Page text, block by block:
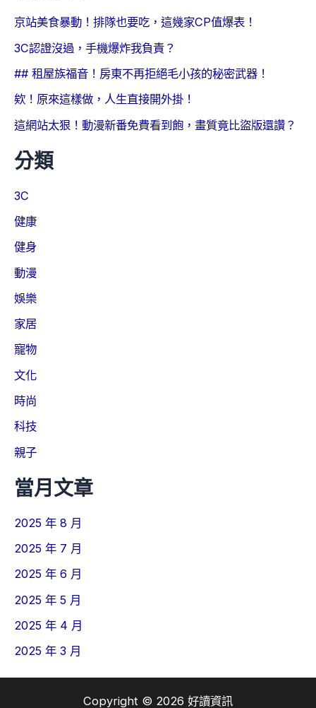
京站美食暴動！排隊也要吃，這幾家CP值爆表！
3C認證沒過，手機爆炸我負責？
## 租屋族福音！房東不再拒絕毛小孩的秘密武器！
欸！原來這樣做，人生直接開外掛！
這網站太狠！動漫新番免費看到飽，畫質竟比盜版還讚？
分類
3C
健康
健身
動漫
娛樂
家居
寵物
文化
時尚
科技
親子
當月文章
2025 年 8 月
2025 年 7 月
2025 年 6 月
2025 年 5 月
2025 年 4 月
2025 年 3 月
Copyright © 2026 好讀資訊